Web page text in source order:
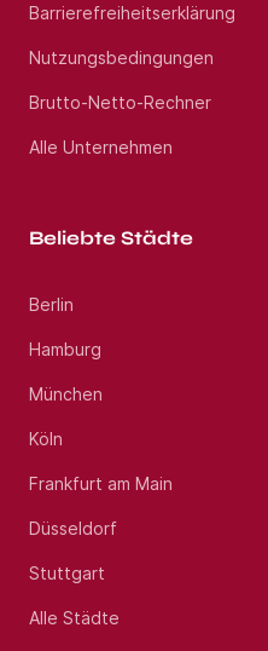
Barrierefreiheitserklärung
Nutzungsbedingungen
Brutto-Netto-Rechner
Alle Unternehmen
Beliebte Städte
Berlin
Hamburg
München
Köln
Frankfurt am Main
Düsseldorf
Stuttgart
Alle Städte